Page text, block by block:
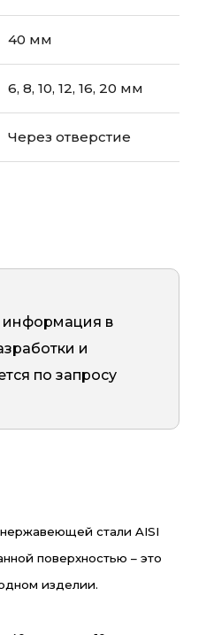
40 мм
6, 8, 10, 12, 16, 20 мм
Через отверстие
информация в
и
по запросу
стали AISI
поверхностью – это
изделии.